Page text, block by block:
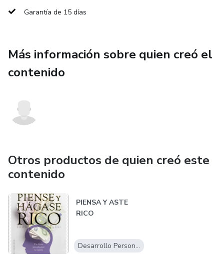
Garantía de 15 días
Más información sobre quien creó el
contenido
Otros productos de quien creó este
contenido
PIENSA Y ASTE
RICO
Desarrollo Personal